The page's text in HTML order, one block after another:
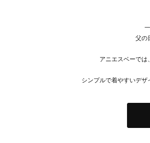
父の
アニエスベーでは
シンプルで着やすいデ